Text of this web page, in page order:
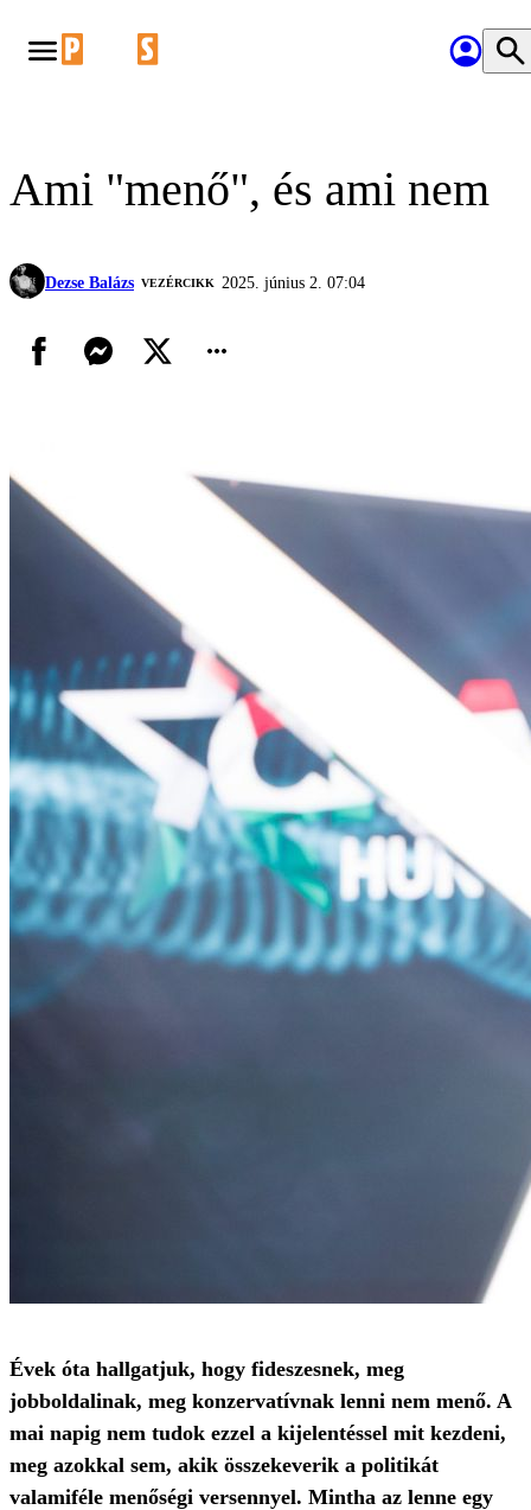
Ami "menő", és ami nem
Dezse Balázs VEZÉRCIKK 2025. június 2. 07:04
Évek óta hallgatjuk, hogy fideszesnek, meg
jobboldalinak, meg konzervatívnak lenni nem menő. A
mai napig nem tudok ezzel a kijelentéssel mit kezdeni,
meg azokkal sem, akik összekeverik a politikát
valamiféle menőségi versennyel. Mintha az lenne egy